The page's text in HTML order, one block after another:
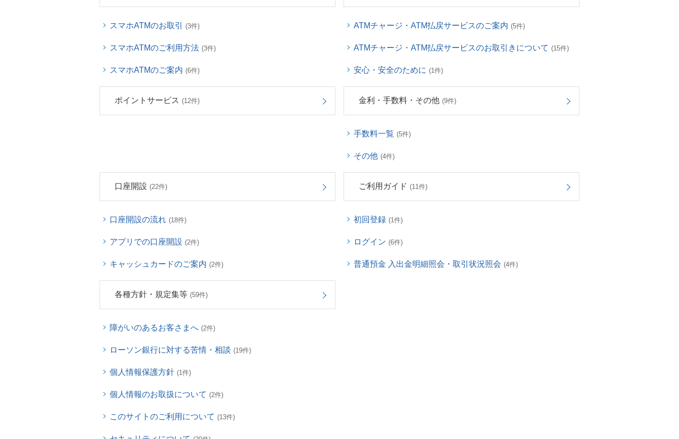
スマホATMのお取引 (3件)
スマホATMのご利用方法 (3件)
スマホATMのご案内 (6件)
ATMチャージ・ATM払戻サービスのご案内 (5件)
ATMチャージ・ATM払戻サービスのお取引きについて (15件)
安心・安全のために (1件)
ポイントサービス (12件) 金利・手数料・その他 (9件)
手数料一覧 (5件)
その他 (4件)
口座開設 (22件)
口座開設の流れ (18件)
アプリでの口座開設 (2件)
キャッシュカードのご案内 (2件)
ご利用ガイド (11件)
初回登録 (1件)
ログイン (6件)
普通預金 入出金明細照会・取引状況照会 (4件)
各種方針・規定集等 (59件)
障がいのあるお客さまへ (2件)
ローソン銀行に対する苦情・相談 (19件)
個人情報保護方針 (1件)
個人情報のお取扱について (2件)
このサイトのご利用について (13件)